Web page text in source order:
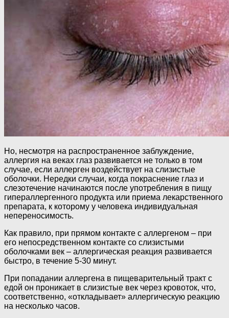
Но, несмотря на распространенное заблуждение,
аллергия на веках глаз развивается не только в том
случае, если аллерген воздействует на слизистые
оболочки. Нередки случаи, когда покраснение глаз и
слезотечение начинаются после употребления в пищу
гипераллергенного продукта или приема лекарственного
препарата, к которому у человека индивидуальная
непереносимость.
Как правило, при прямом контакте с аллергеном – при
его непосредственном контакте со слизистыми
оболочками век – аллергическая реакция развивается
быстро, в течение 5-30 минут.
При попадании аллергена в пищеварительный тракт с
едой он проникает в слизистые век через кровоток, что,
соответственно, «откладывает» аллергическую реакцию
на несколько часов.